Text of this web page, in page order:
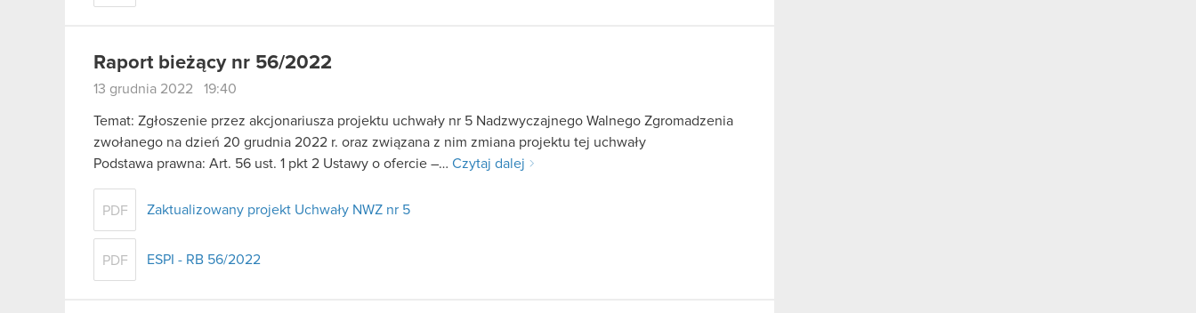
Raport bieżący nr 56/2022
13 grudnia 2022 19:40
Temat: Zgłoszenie przez akcjonariusza projektu uchwały nr 5 Nadzwyczajnego Walnego Zgromadzenia
zwołanego na dzień 20 grudnia 2022 r. oraz związana z nim zmiana projektu tej uchwały
Podstawa prawna: Art. 56 ust. 1 pkt 2 Ustawy o ofercie –… Czytaj dalej
PDF Zaktualizowany projekt Uchwały NWZ nr 5
PDF ESPI - RB 56/2022